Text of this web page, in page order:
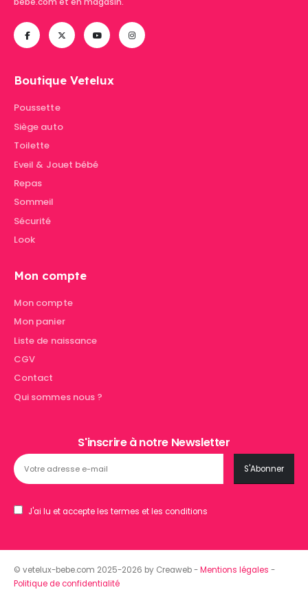
bebe.com et en magasin.
Boutique Vetelux
Poussette
Siège auto
Toilette
Eveil & Jouet bébé
Repas
Sommeil
Sécurité
Look
Mon compte
Mon compte
Mon panier
Liste de naissance
CGV
Contact
Qui sommes nous ?
S'inscrire à notre Newsletter
J'ai lu et accepte les termes et les conditions
© vetelux-bebe.com 2025-2026 by Creaweb -Mentions légales -
Politique de confidentialité